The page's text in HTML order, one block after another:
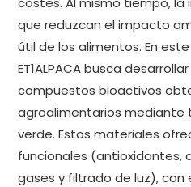
que reduzcan el impacto
útil de los alimentos. En
ET1ALPACA busca
compuestos bioactivos
agroalimentarios mediante
verde. Estos materiales
funcionales (antioxidantes,
gases y filtrado de luz), con